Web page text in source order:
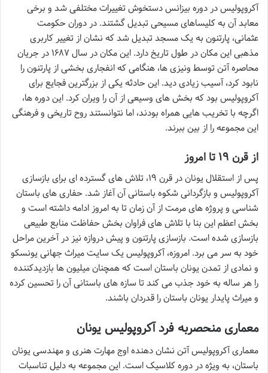
آکروپولیس در دوره بیزانس دستخوش تغییرات مختلفی شد و برخی
معابد آن به کلیساهای مسیحی تبدیل گشتند. در دوران حکومت
عثمانی، پارتنون به یک مسجد تبدیل شد که نشان از تغییر کاربری
مذهبی این مکان در طول تاریخ دارد. این مکان در سال ۱۶۸۷ در جریان
محاصره آتن توسط ونیزی ها، هنگامی که انفجاری بخشی از پارتنون را
نابود کرد، آسیب زیادی دید. این حادثه یکی از بزرگترین فجایع برای
آکروپولیس بود که بخش های وسیعی از آن را ویران کرد. این دوره ها،
اگرچه با تخریب هایی همراه بودند، اما نتوانستند روح تاریخی و فرهنگی
این مجموعه را از بین ببرند.
از قرن ۱۹ تا امروز
پس از استقلال یونان در قرن ۱۹، تلاش های گسترده ای برای بازسازی
آکروپولیس و بازگردانی شکوه باستانی آن آغاز شد. حفاری های باستان
شناسی و پروژه های مرمت از آن زمان تا به امروز ادامه داشته است و
بخش اعظم این بنا با تلاش های فراوان بخش حفاظت منابع طبیعی
بازسازی شده است. بازسازی پارتنون و پیش دروازه نیز در آخرین مراحل
خود به سر می برد. امروزه، آکروپولیس یک سایت میراث جهانی یونسکو
و نمادی از تمدن یونان باستان است که همچنان میلیون ها بازدیدکننده
را هر ساله به خود جذب می کند تا سازه های باستانی آن را تحسین کرده
و میراث پایدار یونان باستان را قدردان باشند.
معماری منحصربه فرد آکروپولیس یونان
معماری آکروپولیس آتن نشان دهنده اوج مهارت هنری و مهندسی یونان
باستان، به ویژه در دوره کلاسیک است. این مجموعه به دلیل تناسبات